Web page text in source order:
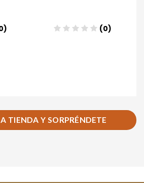
TIENDA Y SORPRÉNDETE